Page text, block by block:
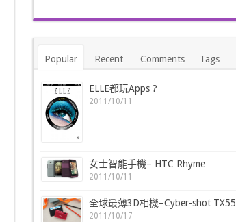
Popular Recent Comments Tags
ELLE都玩Apps ?
2011/10/11
女士智能手機– HTC Rhyme
2011/10/11
全球最薄3D相機–Cyber-shot TX55
2011/10/17